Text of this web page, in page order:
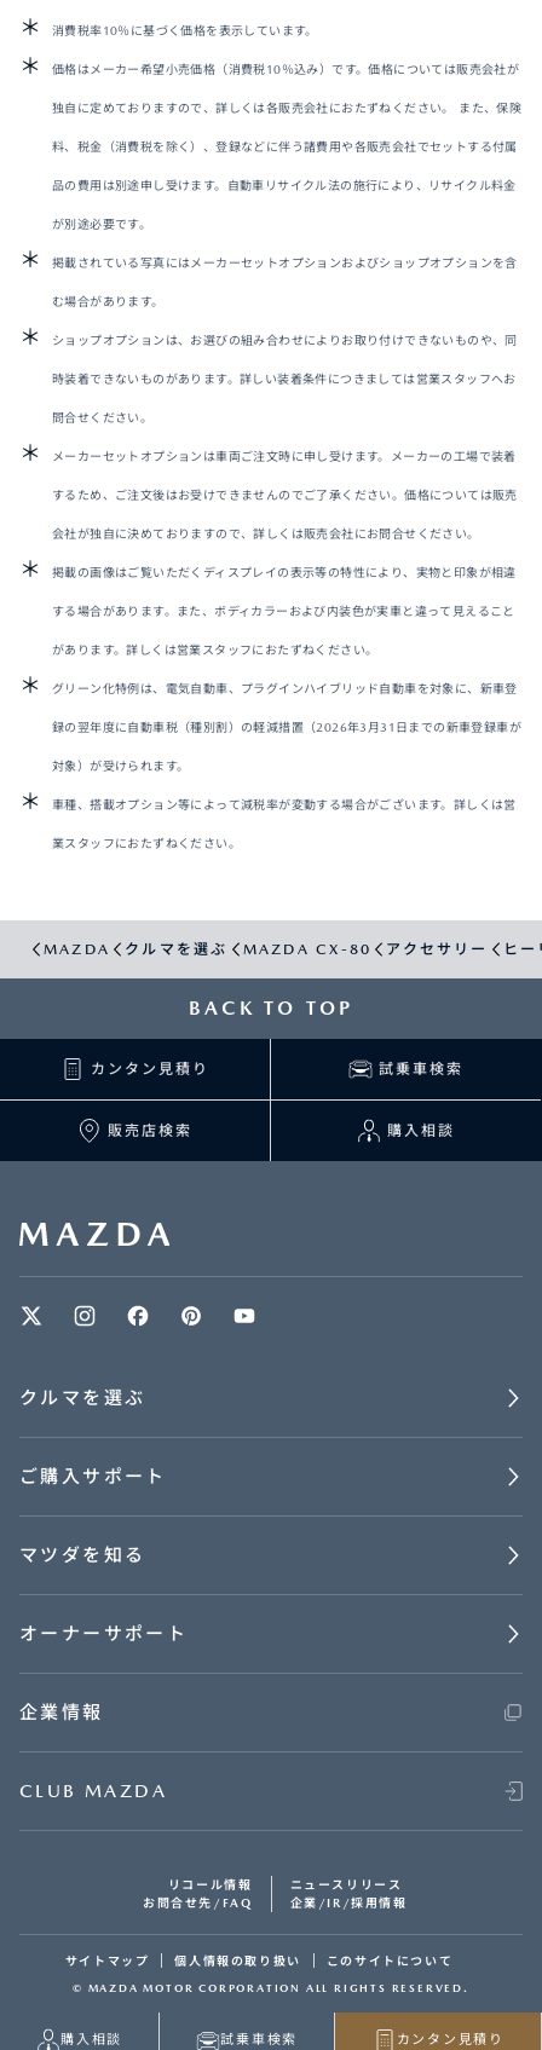
消費税率10％に基づく価格を表示しています。
価格はメーカー希望小売価格（消費税10％込み）です。価格については販売会社が
独自に定めておりますので、詳しくは各販売会社におたずねください。 また、保険
料、税金（消費税を除く）、登録などに伴う諸費用や各販売会社でセットする付属
品の費用は別途申し受けます。自動車リサイクル法の施行により、リサイクル料金
が別途必要です。
掲載されている写真にはメーカーセットオプションおよびショップオプションを含
む場合があります。
ショップオプションは、お選びの組み合わせによりお取り付けできないものや、同
時装着できないものがあります。詳しい装着条件につきましては営業スタッフへお
問合せください。
メーカーセットオプションは車両ご注文時に申し受けます。メーカーの工場で装着
するため、ご注文後はお受けできませんのでご了承ください。価格については販売
会社が独自に決めておりますので、詳しくは販売会社にお問合せください。
掲載の画像はご覧いただくディスプレイの表示等の特性により、実物と印象が相違
する場合があります。また、ボディカラーおよび内装色が実車と違って見えること
があります。詳しくは営業スタッフにおたずねください。
グリーン化特例は、電気自動車、プラグインハイブリッド自動車を対象に、新車登
録の翌年度に自動車税（種別割）の軽減措置（2026年3月31日までの新車登録車が
対象）が受けられます。
車種、搭載オプション等によって減税率が変動する場合がございます。詳しくは営
業スタッフにおたずねください。
MAZDA クルマを選ぶ MAZDA CX-80 アクセサリー ヒ
購入相談 試乗車検索 カンタン見積り
BACK TO TOP
カンタン見積り 試乗車検索
販売店検索 購入相談
クルマを選ぶ
ご購入サポート
マツダを知る
オーナーサポート
企業情報
CLUB MAZDA
リコール情報
ニュースリリース
お問合せ先/FAQ
企業/IR/採用情報
サイトマップ 個人情報の取り扱い このサイトについて
© MAZDA MOTOR CORPORATION ALL RIGHTS RESERVED.